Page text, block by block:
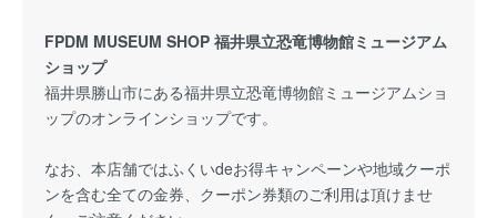
FPDM MUSEUM SHOP 福井県立恐竜博物館ミュージアム
ショップ
福井県勝山市にある福井県立恐竜博物館ミュージアムショ
ップのオンラインショップです。
なお、本店舗ではふくいdeお得キャンペーンや地域クーポ
ンを含む全ての金券、クーポン券類のご利用は頂けませ